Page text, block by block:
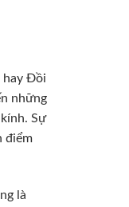
hay Đồi
những
Sự
điểm
là